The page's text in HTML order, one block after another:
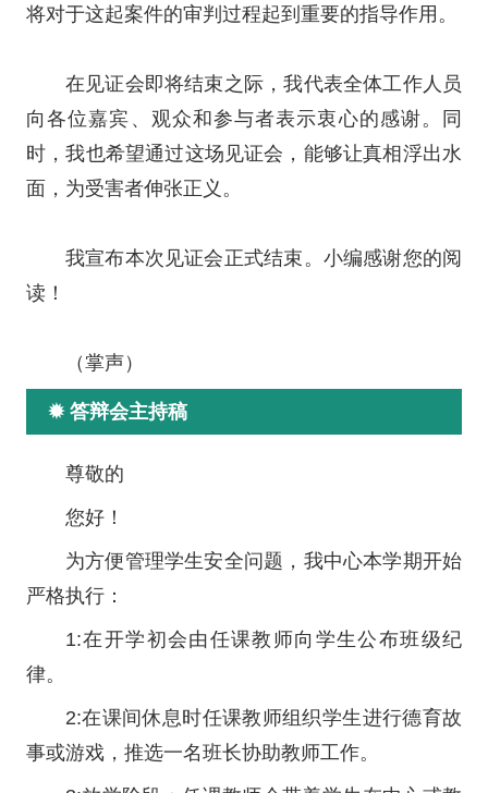
将对于这起案件的审判过程起到重要的指导作用。
在见证会即将结束之际，我代表全体工作人员
向各位嘉宾、观众和参与者表示衷心的感谢。同
时，我也希望通过这场见证会，能够让真相浮出水
面，为受害者伸张正义。
我宣布本次见证会正式结束。小编感谢您的阅
读！
（掌声）
✹ 答辩会主持稿
尊敬的
您好！
为方便管理学生安全问题，我中心本学期开始
严格执行：
1:在开学初会由任课教师向学生公布班级纪
律。
2:在课间休息时任课教师组织学生进行德育故
事或游戏，推选一名班长协助教师工作。